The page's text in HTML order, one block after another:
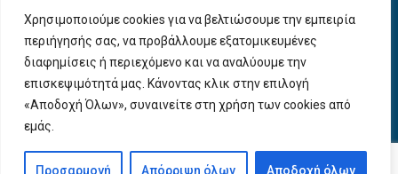
Χρησιμοποιούμε cookies για να βελτιώσουμε την εμπειρία
περιήγησής σας, να προβάλλουμε εξατομικευμένες
διαφημίσεις ή περιεχόμενο και να αναλύουμε την
επισκεψιμότητά μας. Κάνοντας κλικ στην επιλογή
«Αποδοχή Όλων», συναινείτε στη χρήση των cookies από
εμάς.
Προσαρμογή Απόρριψη όλων Αποδοχή όλων
Αποδοχή
όρων
χρήσης
*
Συμφωνώ με την Πολιτική Απορρήτουκαι τους
Όρους Χρήσης.
Εγγραφή
© 2026 ΕΦΕΠΑΕ. All Rights Reserved